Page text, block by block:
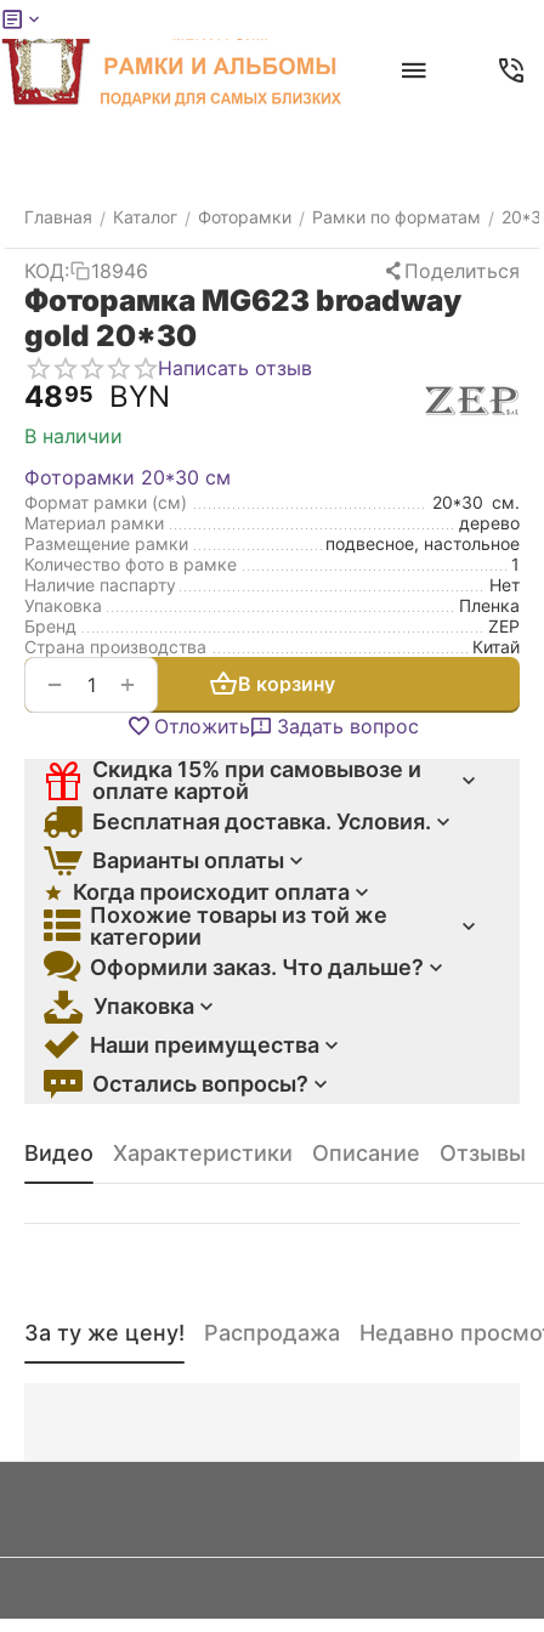
Главная / Каталог / Фоторамки / Рамки по форматам /
КОД: 18946 Поделиться
Фоторамка MG623 broadway
gold 20*30
Написать отзыв
4895 BYN
В наличии
Фоторамки 20*30 см
Формат рамки (см) 20*30 см.
Материал рамки
дерево
Размещение рамки
подвесное, настольное
Количество фото в рамке
1
Наличие паспарту
Нет
Упаковка
Пленка
Бренд
ZEP
Страна производства
Китай
+
−
В корзину
Отложить
Задать вопрос
Скидка 15% при самовывозе и
оплате картой
Бесплатная доставка. Условия.
Варианты оплаты
Когда происходит оплата
Похожие товары из той же
категории
Оформили заказ. Что дальше?
Упаковка
Наши преимущества
Остались вопросы?
Видео Характеристики Описание Отзывы
За ту же цену! Распродажа Недавно
Меню
товары